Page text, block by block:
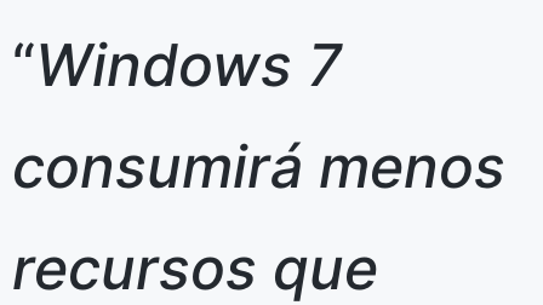
“Windows 7
consumirá menos
recursos que